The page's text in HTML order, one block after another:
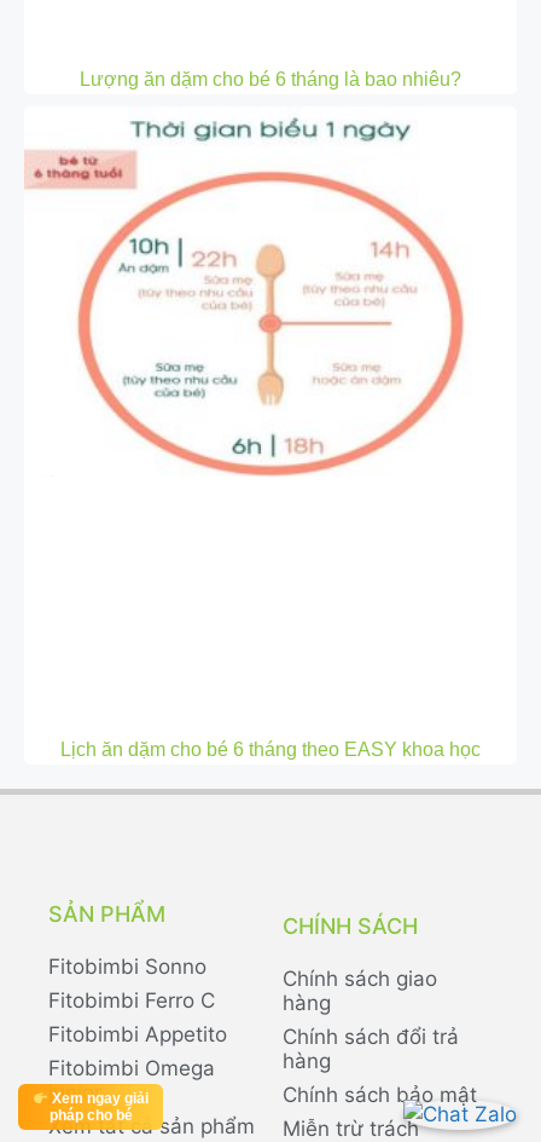
Xem ngay giải
pháp cho bé
Lượng ăn dặm cho bé 6 tháng là bao nhiêu?
Lịch ăn dặm cho bé 6 tháng theo EASY khoa học
SẢN PHẨM
Fitobimbi Sonno
Fitobimbi Ferro C
Fitobimbi Appetito
Fitobimbi Omega
junior
Xem tất cả sản phẩm
CHÍNH SÁCH
Chính sách giao
hàng
Chính sách đổi trả
hàng
Chính sách bảo mật
Miễn trừ trách